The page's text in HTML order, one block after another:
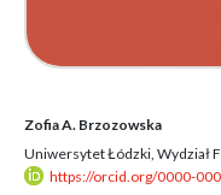
Zofia A. Brzozowska
Uniwersytet Łódzki, Wydział
https://orcid.org/0000-